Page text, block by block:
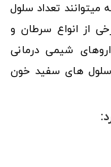
تعداد سلول
از انواع سرطان و
شیمی­ درمانی
های سفید خون